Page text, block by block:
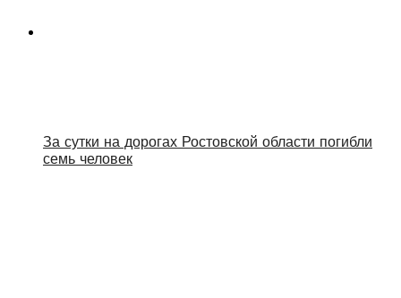
За сутки на дорогах Ростовской области погибли
семь человек